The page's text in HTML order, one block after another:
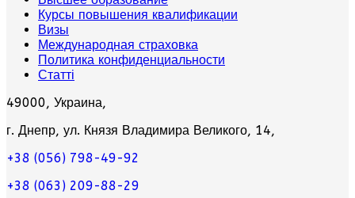
Курсы повышения квалификации
Визы
Международная страховка
Политика конфиденциальности
Статті
49000, Украина,
г. Днепр, ул. Князя Владимира Великого, 14,
+38 (056) 798-49-92
+38 (063) 209-88-29